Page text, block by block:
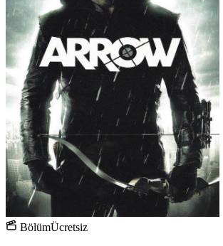
BölümÜcretsiz